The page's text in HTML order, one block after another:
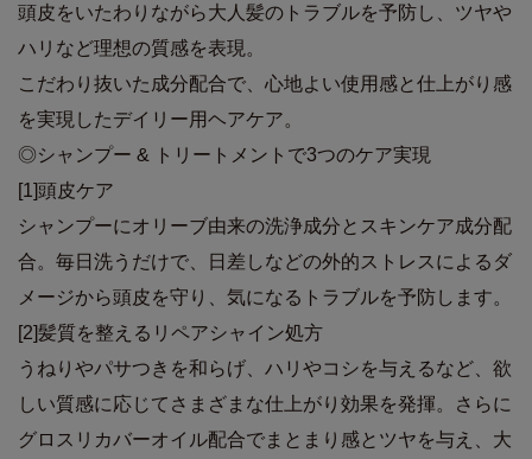
頭皮をいたわりながら大人髪のトラブルを予防し、ツヤや
ハリなど理想の質感を表現。
こだわり抜いた成分配合で、心地よい使用感と仕上がり感
を実現したデイリー用ヘアケア。
◎シャンプー & トリートメントで3つのケア実現
[1]頭皮ケア
シャンプーにオリーブ由来の洗浄成分とスキンケア成分配
合。毎日洗うだけで、日差しなどの外的ストレスによるダ
メージから頭皮を守り、気になるトラブルを予防します。
[2]髪質を整えるリペアシャイン処方
うねりやパサつきを和らげ、ハリやコシを与えるなど、欲
しい質感に応じてさまざまな仕上がり効果を発揮。さらに
グロスリカバーオイル配合でまとまり感とツヤを与え、大